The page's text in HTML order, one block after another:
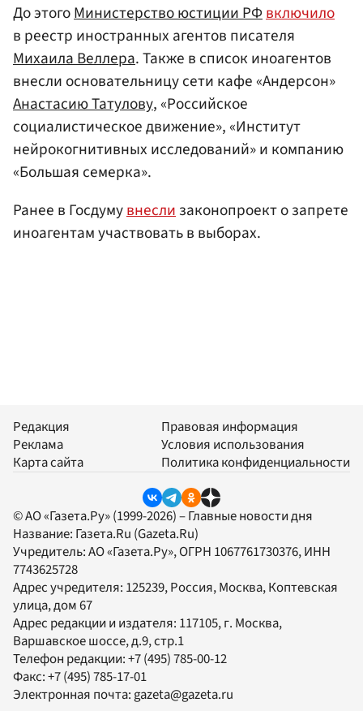
До этогоМинистерство юстиции РФвключило
в реестр иностранных агентов писателя
Михаила Веллера. Также в список иноагентов
внесли основательницу сети кафе «Андерсон»
Анастасию Татулову, «Российское
социалистическое движение», «Институт
нейрокогнитивных исследований» и компанию
«Большая семерка».
Ранее в Госдумувнеслизаконопроект о запрете
иноагентам участвовать в выборах.
Редакция
Реклама
Карта сайта
Правовая информация
Условия использования
Политика конфиденциальности
© АО «Газета.Ру» (1999-2026) – Главные новости дня
Название: Газета.Ru (Gazeta.Ru)
Учредитель:АО «Газета.Ру», ОГРН 1067761730376, ИНН
7743625728
Адрес учредителя: 125239, Россия, Москва, Коптевская
улица, дом 67
Адрес редакции и издателя: 117105, г. Москва,
Варшавское шоссе, д.9, стр.1
Телефон редакции:+7 (495) 785-00-12
Факс:+7 (495) 785-17-01
Электронная почта:gazeta@gazeta.ru